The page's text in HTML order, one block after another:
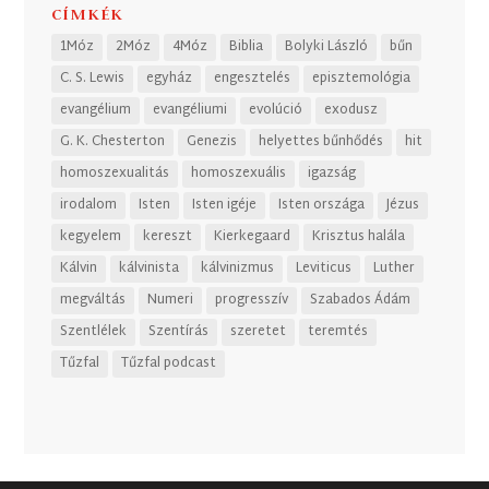
CÍMKÉK
1Móz 2Móz 4Móz Biblia Bolyki László
bűn
C. S. Lewis
egyház engesztelés
episztemológia
evangélium
evangéliumi evolúció
exodusz
G. K. Chesterton
Genezis helyettes bűnhődés
hit
homoszexualitás
homoszexuális
igazság
irodalom
Isten Isten igéje Isten országa
Jézus
kegyelem
kereszt Kierkegaard
Krisztus halála
Kálvin
kálvinista kálvinizmus Leviticus
Luther
megváltás
Numeri progresszív
Szabados Ádám
Szentlélek
Szentírás szeretet
teremtés
Tűzfal
Tűzfal podcast